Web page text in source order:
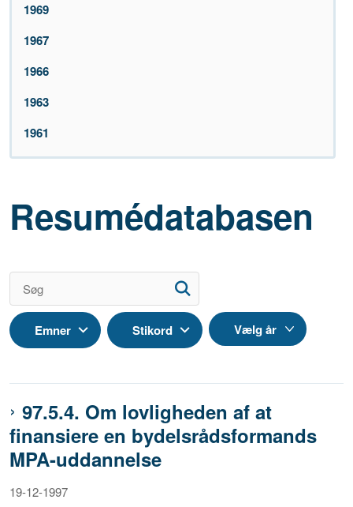
1969
1967
1966
1963
1961
Resumédatabasen
Emner Stikord
97.5.4. Om lovligheden af at
finansiere en bydelsrådsformands
MPA-uddannelse
19-12-1997